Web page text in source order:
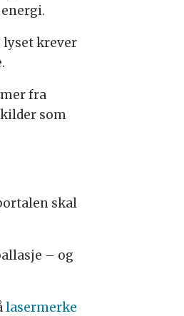
lyset krever
fra
som
skal
– og
lasermerke